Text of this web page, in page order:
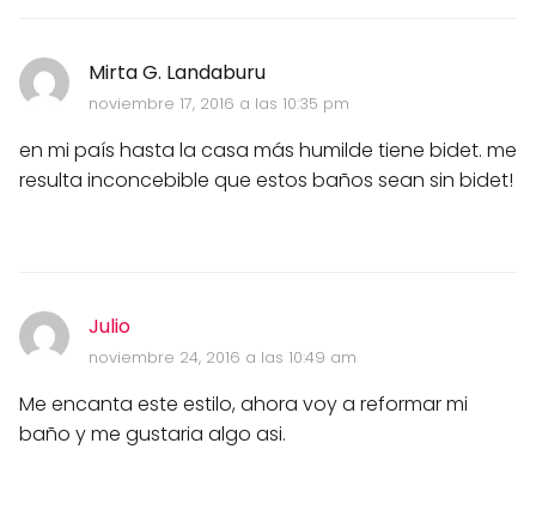
Mirta G. Landaburu
noviembre 17, 2016 a las 10:35 pm
en mi país hasta la casa más humilde tiene bidet. me
resulta inconcebible que estos baños sean sin bidet!
Julio
noviembre 24, 2016 a las 10:49 am
Me encanta este estilo, ahora voy a reformar mi
baño y me gustaria algo asi.